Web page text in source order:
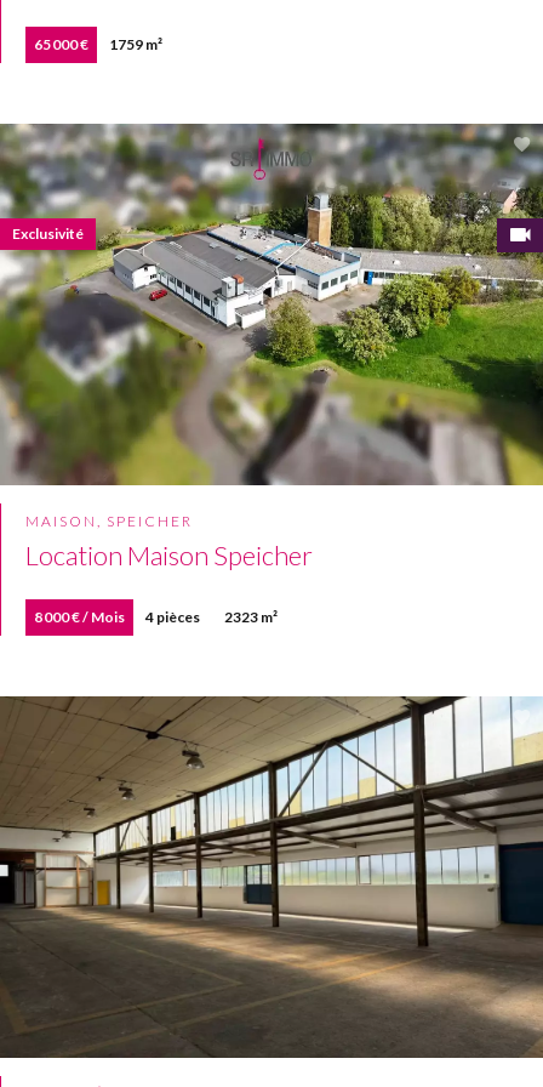
65 000 € 1759 m²
MAISON, SPEICHER
Location Maison Speicher
8 000 € / Mois 4 pièces 2323 m²
Exclusivité